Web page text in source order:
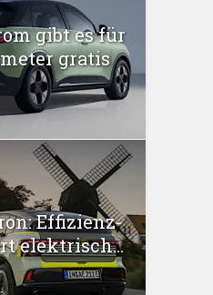
gibt es für
gratis
Effizienz-
elektrisch...